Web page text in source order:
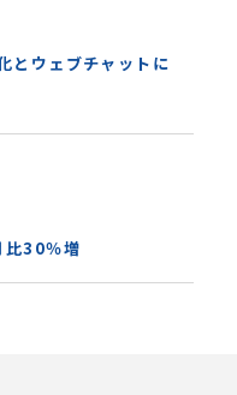
とウェブチャットに
比30％増